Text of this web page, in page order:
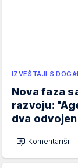
IZVEŠTAJI S
Nova faza
razvoju:
dva
Komentariši